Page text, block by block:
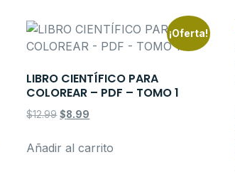
¡Oferta!
LIBRO CIENTÍFICO PARA
COLOREAR – PDF – TOMO 1
$12.99 $8.99
Añadir al carrito